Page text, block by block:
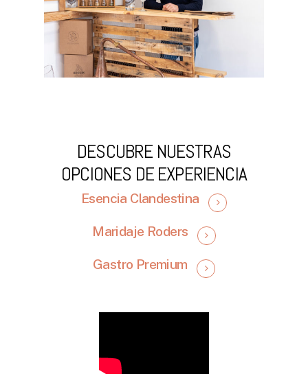
DESCUBRE NUESTRAS
OPCIONES DE EXPERIENCIA
Esencia Clandestina
Maridaje Roders
Gastro Premium